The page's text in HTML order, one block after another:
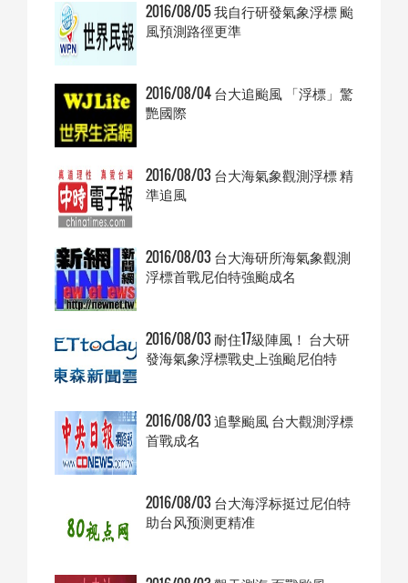
2016/08/05 我自行研發氣象浮標 颱
風預測路徑更準
2016/08/04 台大追颱風 「浮標」驚
艷國際
2016/08/03 台大海氣象觀測浮標 精
準追風
2016/08/03 台大海研所海氣象觀測
浮標首戰尼伯特強颱成名
2016/08/03 耐住17級陣風！ 台大研
發海氣象浮標戰史上強颱尼伯特
2016/08/03 追擊颱風 台大觀測浮標
首戰成名
2016/08/03 台大海浮标挺过尼伯特
助台风预测更精准